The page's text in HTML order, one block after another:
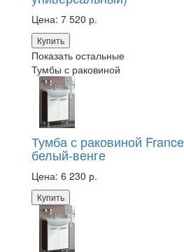
Цена: 7 520 р.
Купить
Показать остальные
Тумбы с раковиной
Тумба с раковиной
белый-венге
Цена: 6 230 р.
Купить